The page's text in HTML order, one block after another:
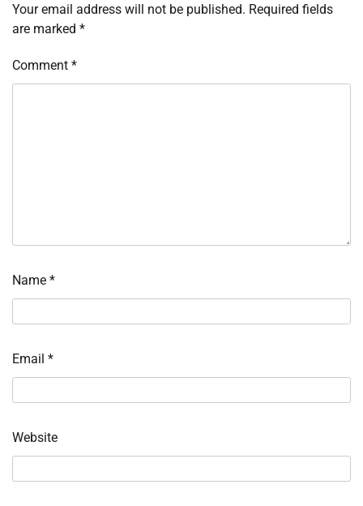
Your email address will not be published. Required fields
are marked *
Comment *
Name *
Email *
Website